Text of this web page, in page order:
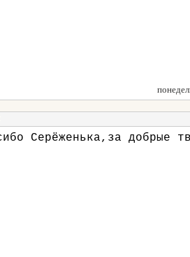
Серёженька,за добрые